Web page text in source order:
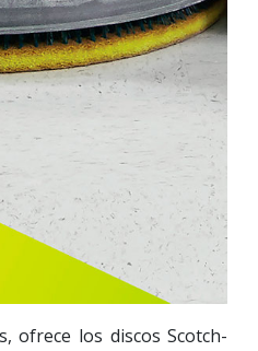
ofrece los discos Scotch-